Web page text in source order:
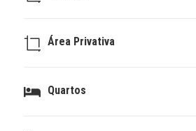
Área Privativa
Quartos